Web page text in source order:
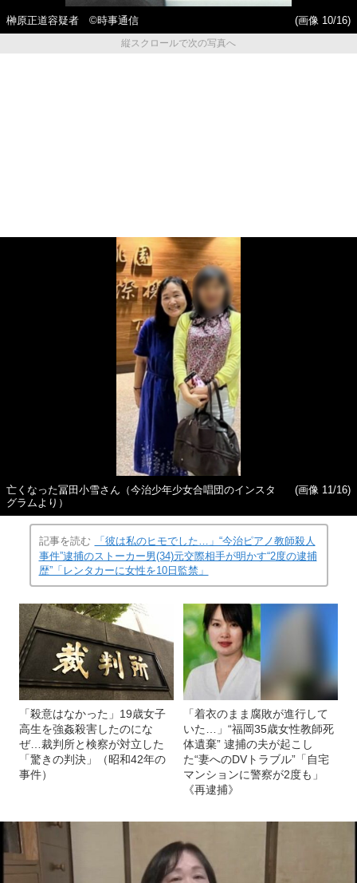
榊原正道容疑者 ©時事通信
(画像 10/16)
縦スクロールで次の写真へ
亡くなった冨田小雪さん（今治少年少女合唱団のインスタ
グラムより）
(画像 11/16)
記事を読む
「彼は私のヒモでした…」“今治ピアノ教師殺人
事件”逮捕のストーカー男(34)元交際相手が明かす“2度の逮捕
歴”「レンタカーに女性を10日監禁」
「殺意はなかった」19歳女子
高生を強姦殺害したのにな
ぜ…裁判所と検察が対立した
「驚きの判決」（昭和42年の
事件）
「着衣のまま腐敗が進行して
いた…」“福岡35歳女性教師死
体遺棄” 逮捕の夫が起こし
た“妻へのDVトラブル”「自宅
マンションに警察が2度も」
《再逮捕》